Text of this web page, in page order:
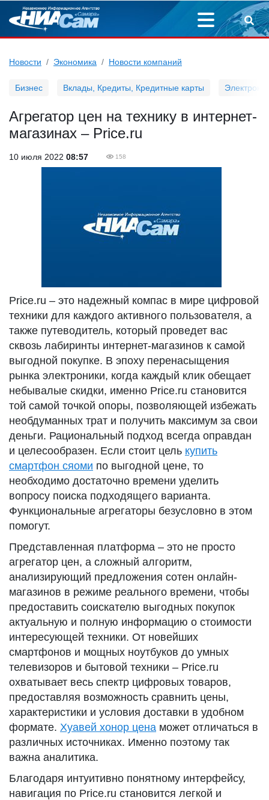
Новости Экономика Новости компаний
Бизнес Вклады, Кредиты, Кредитные карты
Агрегатор цен на технику в интернет-
магазинах – Price.ru
10 июля 2022 08:57 158
Price.ru – это надежный компас в мире цифровой
техники для каждого активного пользователя, а
также путеводитель, который проведет вас
сквозь лабиринты интернет-магазинов к самой
выгодной покупке. В эпоху перенасыщения
рынка электроники, когда каждый клик обещает
небывалые скидки, именно Price.ru становится
той самой точкой опоры, позволяющей избежать
необдуманных трат и получить максимум за свои
деньги. Рациональный подход всегда оправдан
и целесообразен. Если стоит цель купить
смартфон сяоми по выгодной цене, то
необходимо достаточно времени уделить
вопросу поиска подходящего варианта.
Функциональные агрегаторы безусловно в этом
помогут.
Представленная платформа – это не просто
агрегатор цен, а сложный алгоритм,
анализирующий предложения сотен онлайн-
магазинов в режиме реального времени, чтобы
предоставить соискателю выгодных покупок
актуальную и полную информацию о стоимости
интересующей техники. От новейших
смартфонов и мощных ноутбуков до умных
телевизоров и бытовой техники – Price.ru
охватывает весь спектр цифровых товаров,
предоставляя возможность сравнить цены,
характеристики и условия доставки в удобном
формате. Хуавей хонор цена может отличаться в
различных источниках. Именно поэтому так
важна аналитика.
Благодаря интуитивно понятному интерфейсу,
навигация по Price.ru становится легкой и